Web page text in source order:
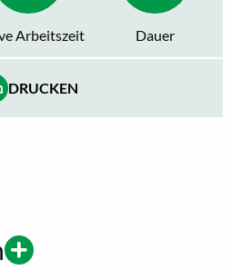
Arbeitszeit Dauer
DRUCKEN